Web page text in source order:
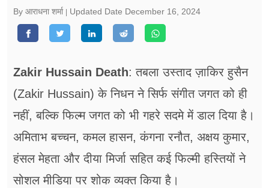
रिलेशनशिप
जीवन मंत्रा
फूड
सेहत
ब्‍यूटी
जॉब्स
शिक्षा
By आराधना शर्मा
Updated Date December 16, 2024
Zakir Hussain Death: तबला उस्ताद ज़ाकिर हुसैन
(Zakir Hussain) के निधन ने सिर्फ संगीत जगत को ही
नहीं, बल्कि फिल्म जगत को भी गहरे सदमे में डाल दिया है।
अमिताभ बच्चन, कमल हासन, कंगना रनौत, अक्षय कुमार,
हंसल मेहता और दीया मिर्जा सहित कई फिल्मी हस्तियों ने
सोशल मीडिया पर शोक व्यक्त किया है।